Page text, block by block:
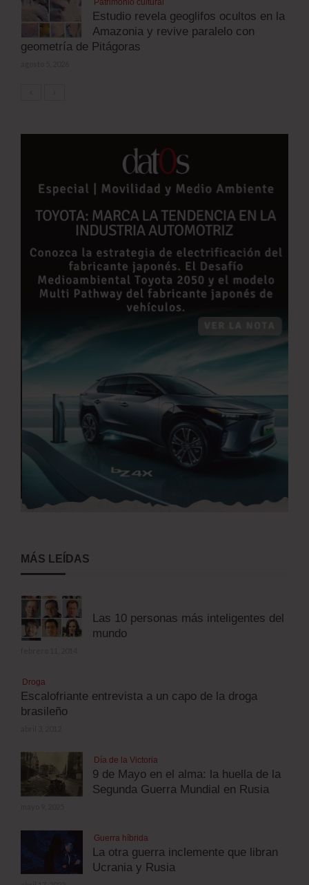
Patrimonio cultural
Estudio revela geoglifos ocultos en la
Amazonia y revive paralelo con
geometría de Pitágoras
MÁS LEÍDAS
Las 10 personas más inteligentes del
mundo
Droga
Escalofriante entrevista a un capo de la droga
brasileño
Día de la Victoria
9 de Mayo en el alma: la huella de la
Segunda Guerra Mundial en Rusia
Guerra híbrida
La otra guerra inclemente que libran
Ucrania y Rusia